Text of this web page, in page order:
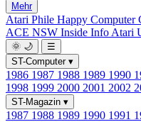
Mehr
Atari Phile Happy Computer
ACE NSW Inside Info Atari
🌞 🌙
☰
ST-Computer ▾
1986 1987 1988 1989 1990
1998 1999 2000 2001 2002
ST-Magazin ▾
1987 1988 1989 1990 1991